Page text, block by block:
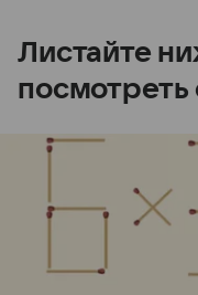
Листайте
посмотреть